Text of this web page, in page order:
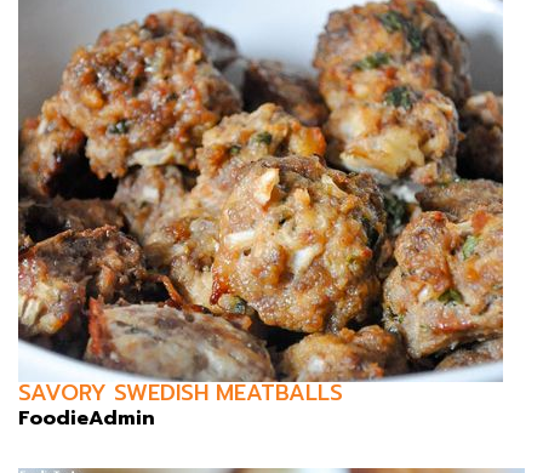
SAVORY SWEDISH MEATBALLS
FoodieAdmin